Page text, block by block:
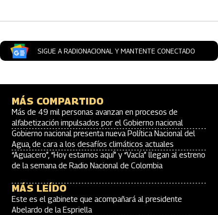
SIGUE A RADIONACIONAL Y MANTENTE CONECTADO
MÁS COMPARTIDO
Más de 49 mil personas avanzan en procesos de
alfabetización impulsados por el Gobierno nacional
Gobierno nacional presenta nueva Política Nacional del
Agua, de cara a los desafíos climáticos actuales
“Aguacero”, “Hoy estamos aquí” y “Vacía” llegan al estreno
de la semana de Radio Nacional de Colombia
MÁS LEÍDO
Este es el gabinete que acompañará al presidente
Abelardo de la Espriella